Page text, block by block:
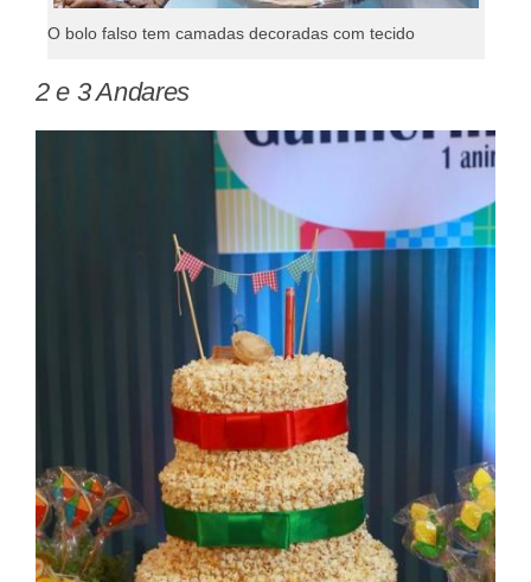
O bolo falso tem camadas decoradas com tecido
2 e 3 Andares